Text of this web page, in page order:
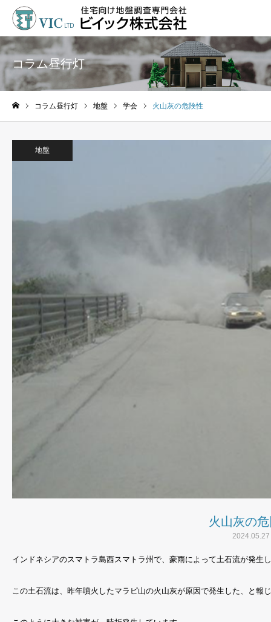
コラム昼行灯
コラム昼行灯 地盤 学会 火山灰の危険性
地盤
火山灰の
2024.05.27
インドネシアのスマトラ島西スマトラ州で、豪雨によって土石流が発生
この土石流は、昨年噴火したマラピ山の火山灰が原因で発生した、と報